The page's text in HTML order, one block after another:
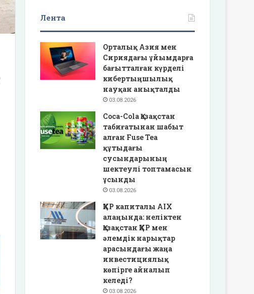
Лента
Орталық Азия мен
Сириядағы ұйымдарға
бағытталған күрделі
кибертыңшылық
науқан анықталды
03.08.2026
Coca-Cola Қазақстан
табиғатынан шабыт
алған Fuse Tea
құтыдағы
сусындарының
шектеулі топтамасын
ұсынды
03.08.2026
ҚХР капиталы AIX
алаңында: неліктен
Қазақстан ҚХР мен
әлемдік нарықтар
арасындағы жаңа
инвестициялық
көпірге айналып
келеді?
03.08.2026